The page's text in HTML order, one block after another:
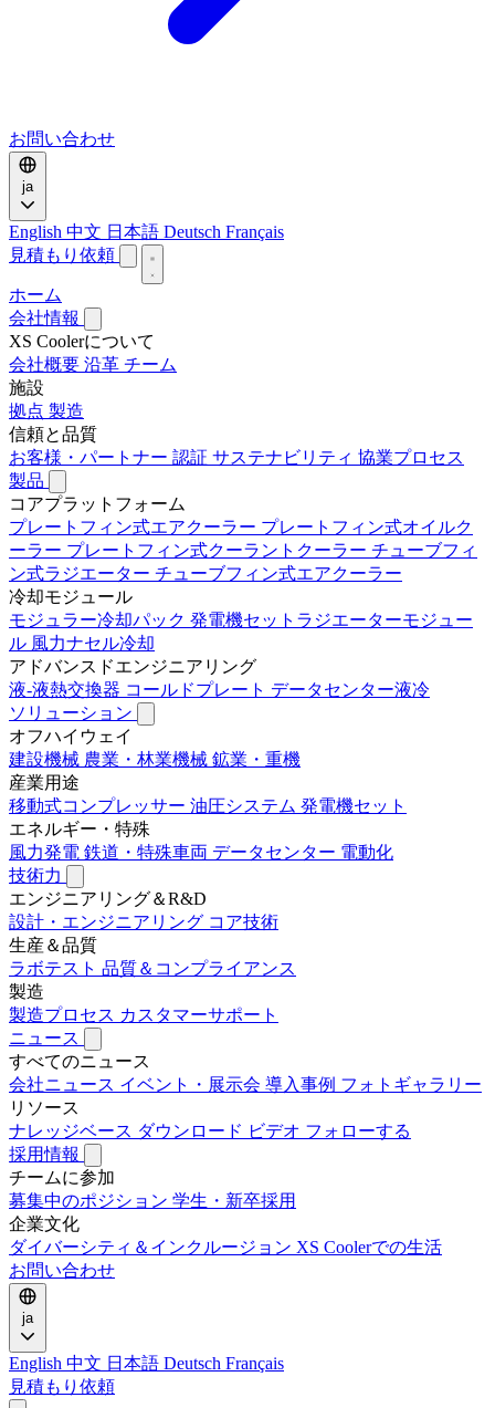
お問い合わせ
ja
English 中文 日本語 Deutsch Français
見積もり依頼
ホーム
会社情報
XS Coolerについて
会社概要 沿革 チーム
施設
拠点 製造
信頼と品質
お客様・パートナー 認証 サステナビリティ 協業プロセス
製品
コアプラットフォーム
プレートフィン式エアクーラー プレートフィン式オイルク
ーラー プレートフィン式クーラントクーラー チューブフィ
ン式ラジエーター チューブフィン式エアクーラー
冷却モジュール
モジュラー冷却パック 発電機セットラジエーターモジュー
ル 風力ナセル冷却
アドバンスドエンジニアリング
液-液熱交換器 コールドプレート データセンター液冷
ソリューション
オフハイウェイ
建設機械 農業・林業機械 鉱業・重機
産業用途
移動式コンプレッサー 油圧システム 発電機セット
エネルギー・特殊
風力発電 鉄道・特殊車両 データセンター 電動化
技術力
エンジニアリング＆R&D
設計・エンジニアリング コア技術
生産＆品質
ラボテスト 品質＆コンプライアンス
製造
製造プロセス カスタマーサポート
ニュース
すべてのニュース
会社ニュース イベント・展示会 導入事例 フォトギャラリー
リソース
ナレッジベース ダウンロード ビデオ フォローする
採用情報
チームに参加
募集中のポジション 学生・新卒採用
企業文化
ダイバーシティ＆インクルージョン XS Coolerでの生活
お問い合わせ
ja
English 中文 日本語 Deutsch Français
見積もり依頼